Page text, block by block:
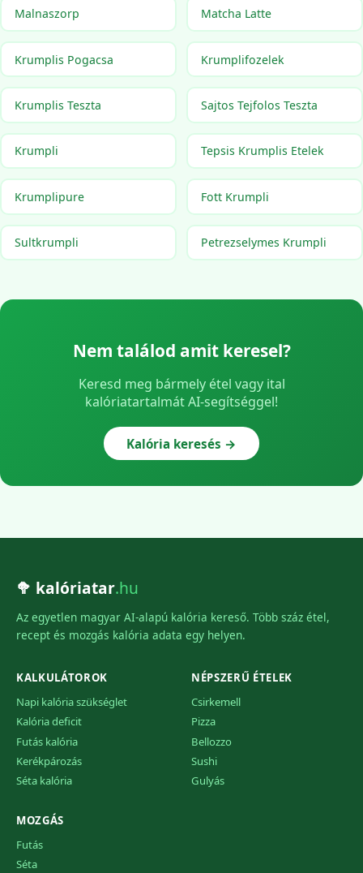
Malnaszorp Matcha Latte
Krumplis Pogacsa Krumplifozelek
Krumplis Teszta Sajtos Tejfolos Teszta
Krumpli Tepsis Krumplis Etelek
Krumplipure Fott Krumpli
Sultkrumpli Petrezselymes Krumpli
Nem találod amit keresel?
Keresd meg bármely étel vagy ital
kalóriatartalmát AI-segítséggel!
Kalória keresés →
🥦 kalóriatar.hu
Az egyetlen magyar AI-alapú kalória kereső. Több száz étel,
recept és mozgás kalória adata egy helyen.
KALKULÁTOROK
Napi kalória szükséglet
Kalória deficit
Futás kalória
Kerékpározás
Séta kalória
NÉPSZERŰ ÉTELEK
Csirkemell
Pizza
Bellozzo
Sushi
Gulyás
MOZGÁS
Futás
Séta